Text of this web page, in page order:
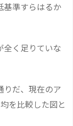
基準すらはるか
全く足りていな
りだ、現在のア
を比較した図と